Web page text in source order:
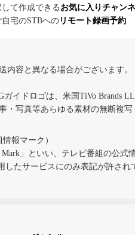
て作成できる お気に入りチャン
宅のSTBへのリモート録画予約
内容と異なる場合がございます。
イドロゴは、米国TiVo Brands
・写真等あらゆる素材の無断複写
報マーク）
」といい、テレビ番組の公式
したサービスにのみ表記が許され